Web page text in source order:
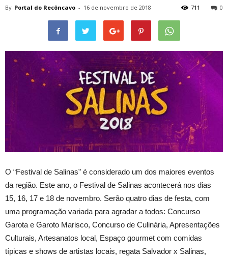
By Portal do Recôncavo - 16 de novembro de 2018 0
711
O “Festival de Salinas” é considerado um dos maiores eventos
da região. Este ano, o Festival de Salinas acontecerá nos dias
15, 16, 17 e 18 de novembro. Serão quatro dias de festa, com
uma programação variada para agradar a todos: Concurso
Garota e Garoto Marisco, Concurso de Culinária, Apresentações
Culturais, Artesanatos local, Espaço gourmet com comidas
típicas e shows de artistas locais, regata Salvador x Salinas,